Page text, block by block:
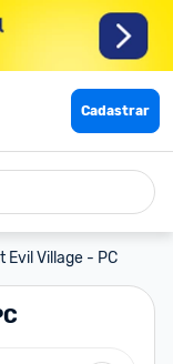
Cadastrar
Evil Village - PC